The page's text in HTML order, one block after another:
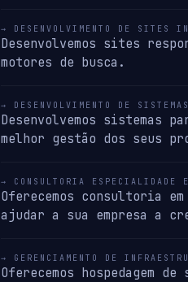
→ DESENVOLVIMENTO DE SITES
Desenvolvemos sites
motores de busca.
→ DESENVOLVIMENTO DE
Desenvolvemos sistemas
melhor gestão dos seus
→ CONSULTORIA ESPECIALIDADE
Oferecemos consultoria
ajudar a sua empresa a
→ GERENCIAMENTO DE
Oferecemos hospedagem